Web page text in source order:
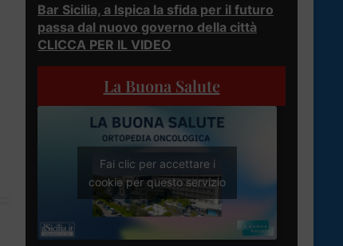
Bar Sicilia, a Ispica la sfida per il futuro
passa dal nuovo governo della città
CLICCA PER IL VIDEO
La Buona Salute
Fai clic per accettare i
cookie per questo servizio